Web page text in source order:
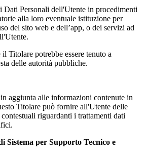
Personali dell'Utente in procedimenti
alla loro eventuale istituzione per
del sito web e dell’app, o dei servizi ad
Titolare potrebbe essere tenuto a
delle autorità pubbliche.
aggiunta alle informazioni contenute in
Titolare può fornire all'Utente delle
riguardanti i trattamenti dati
Sistema per Supporto Tecnico e